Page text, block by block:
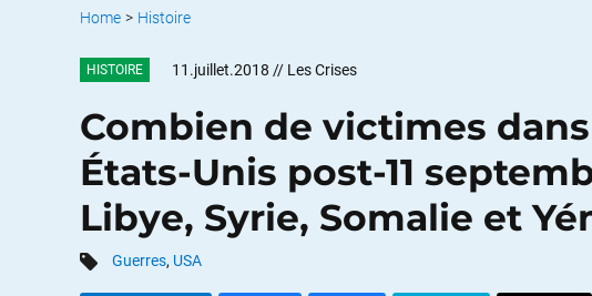
Home > Histoire
HISTOIRE 11.juillet.2018 // Les Crises
Combien de victimes
États-Unis post-11
Libye, Syrie, Somalie et
Guerres, USA